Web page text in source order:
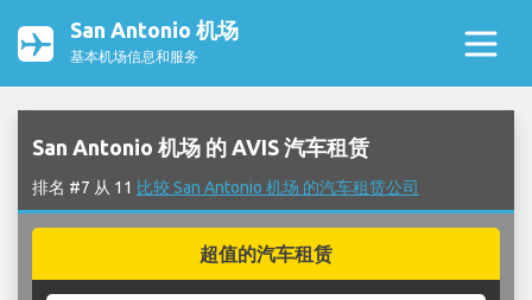
San Antonio 机场
基本机场信息和服务
San Antonio 机场 的 AVIS 汽车租赁
排名 #7 从 11 比较 San Antonio 机场 的汽车租赁公司
超值的汽车租赁